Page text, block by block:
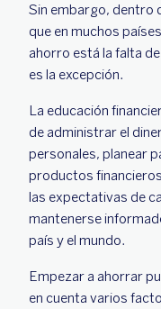
Sin embargo, dentro
que en muchos
ahorro está la falta
es la excepción.
La educación
de administrar el
personales, planear
productos
las expectativas de
mantenerse
país y el mundo.
Empezar a ahorrar
en cuenta varios